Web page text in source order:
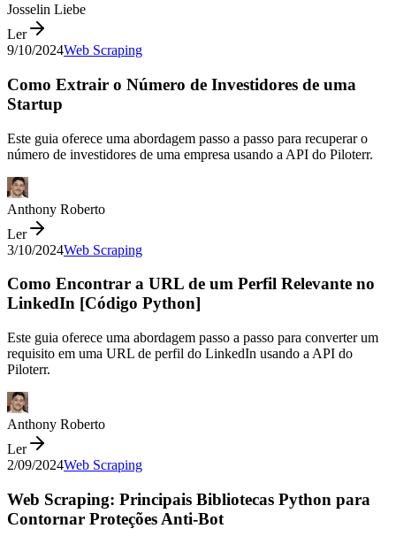
Josselin Liebe
Ler
9/10/2024Web Scraping
Como Extrair o Número de Investidores de uma
Startup
Este guia oferece uma abordagem passo a passo para recuperar o
número de investidores de uma empresa usando a API do Piloterr.
Anthony Roberto
Ler
3/10/2024Web Scraping
Como Encontrar a URL de um Perfil Relevante no
LinkedIn [Código Python]
Este guia oferece uma abordagem passo a passo para converter um
requisito em uma URL de perfil do LinkedIn usando a API do
Piloterr.
Anthony Roberto
Ler
2/09/2024Web Scraping
Web Scraping: Principais Bibliotecas Python para
Contornar Proteções Anti-Bot